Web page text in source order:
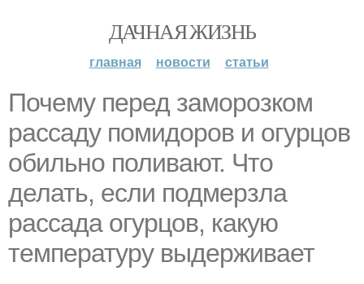
ДАЧНАЯ ЖИЗНЬ
главная новости статьи
Почему перед заморозком
рассаду помидоров и огурцов
обильно поливают. Что
делать, если подмерзла
рассада огурцов, какую
температуру выдерживает